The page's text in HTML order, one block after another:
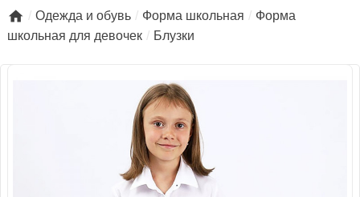
 Одежда и обувь Форма школьная
Форма
школьная для девочек
Блузки